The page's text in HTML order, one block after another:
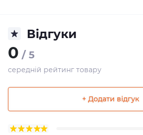
Відгуки
0 / 5
середній рейтинг товару
+ Додати відгук